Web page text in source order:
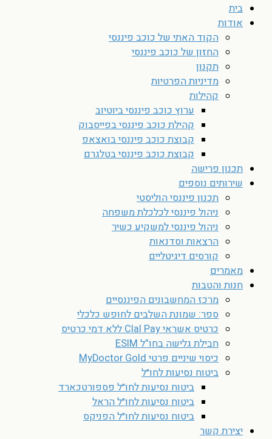
בית
אודות
הקוד האתי של כוכב פיננסי
החזון של כוכב פיננסי
תקנון
מדיניות הפרטיות
קהילות
ערוץ כוכב פיננסי ביוטיוב
קהילת כוכב פיננסי בפייסבוק
קבוצת כוכב פיננסי בואצאפ
קבוצת כוכב פיננסי בטלגרם
תכנון פרישה
שירותים נוספים
תכנון פיננסי הוליסטי
ניהול פיננסי לכלכלת משפחה
ניהול פיננסי למשקיע כשיר
הרצאות וסדנאות
קורסים דיגיטליים
מאמרים
חנות והטבות
מרכז המחשבונים הפיננסיים
ספר: שמונת השלבים לחופש כלכלי
כרטיס אשראי Clal Pay ללא דמי כרטיס
חבילת גלישה בחו”ל ESIM
כיסוי שיניים פרטי MyDoctor Gold
ביטוח נסיעות לחו״ל
ביטוח נסיעות לחו״ל פספורטכארד
ביטוח נסיעות לחו״ל הראל
ביטוח נסיעות לחו״ל הפניקס
יצירת קשר